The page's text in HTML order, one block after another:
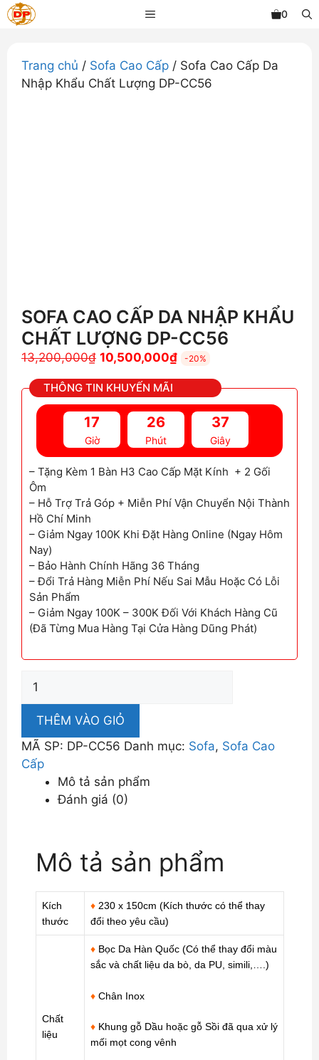
Chuyển
đến
dung
MENU 0
Trang chủ / Sofa Cao Cấp / Sofa Cao Cấp Da
Nhập Khẩu Chất Lượng DP-CC56
SOFA CAO CẤP DA NHẬP KHẨU
CHẤT LƯỢNG DP-CC56
13,200,000₫ Giá
là:
13,200,000₫.
10,500,000₫Giá
là:
10,500,000₫.
-20%
THÔNG TIN KHUYẾN MÃI
17
Giờ
26
Phút
35
Giây
– Tặng Kèm 1 Bàn H3 Cao Cấp Mặt Kính + 2 Gối
Ôm
– Hỗ Trợ Trả Góp + Miễn Phí Vận Chuyển Nội Thành
Hồ Chí Minh
– Giảm Ngay 100K Khi Đặt Hàng Online (Ngay Hôm
Nay)
– Bảo Hành Chính Hãng 36 Tháng
– Đổi Trả Hàng Miễn Phí Nếu Sai Mẫu Hoặc Có Lỗi
Sản Phẩm
– Giảm Ngay 100K – 300K Đối Với Khách Hàng Cũ
(Đã Từng Mua Hàng Tại Cửa Hàng Dũng Phát)
Sofa
Cấp
Nhập
Khẩu
Chất
Lượng
lượng
THÊM VÀO GIỎ
MÃ SP: DP-CC56 Danh mục: Sofa, Sofa Cao
Cấp
Mô tả sản phẩm
Đánh giá (0)
Mô tả sản phẩm
Kích
thước
♦ 230 x 150cm (Kích thước có thể thay
đổi theo yêu cầu)
Chất
liệu
♦ Bọc Da Hàn Quốc (Có thể thay đổi màu
sắc và chất liệu da bò, da PU, simili,….)
♦ Chân Inox
♦ Khung gỗ Dầu hoặc gỗ Sồi đã qua xử lý
mối mọt cong vênh